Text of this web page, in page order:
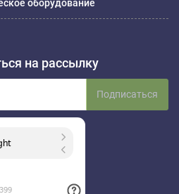
оборудование
на рассылку
Подписаться